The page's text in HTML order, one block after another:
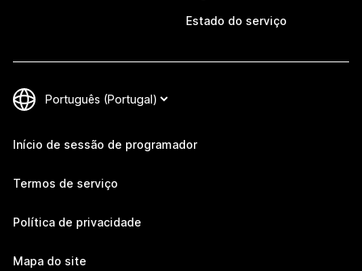
Estado do serviço
Início de sessão de programador
Termos de serviço
Política de privacidade
Mapa do site